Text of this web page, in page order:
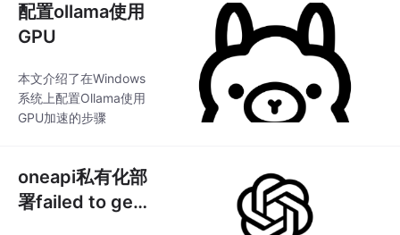
xtra_hosts映射解决；
4）文件
配置ollama使用
GPU
本文介绍了在Windows
系统上配置Ollama使用
GPU加速的步骤
oneapi私有化部
署failed to get